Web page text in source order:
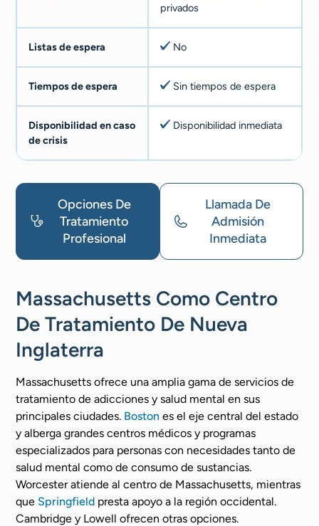
privados
Listas de espera No
Tiempos de espera Sin tiempos de espera
Disponibilidad en caso
de crisis
Disponibilidad inmediata
Opciones De
Tratamiento
Profesional
Llamada De
Admisión
Inmediata
Massachusetts Como Centro
De Tratamiento De Nueva
Inglaterra
Massachusetts ofrece una amplia gama de servicios de
tratamiento de adicciones y salud mental en sus
principales ciudades. Boston es el eje central del estado
y alberga grandes centros médicos y programas
especializados para personas con necesidades tanto de
salud mental como de consumo de sustancias.
Worcester atiende al centro de Massachusetts, mientras
que Springfield presta apoyo a la región occidental.
Cambridge y Lowell ofrecen otras opciones.